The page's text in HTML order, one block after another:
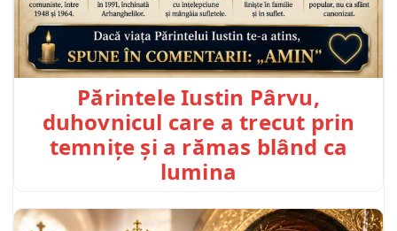
Părintele Iustin Pârvu,
duhovnicul care a trecut prin
temnițe și a rămas blând ca
lumina